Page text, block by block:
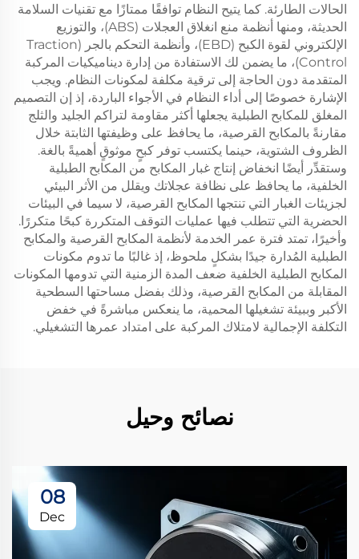
الحالات الطارئة. كما يتيح النظام توافقًا ممتازًا مع تقنيات السلامة
الحديثة، ومنها أنظمة منع انغلاق العجلات (ABS)، والتوزيع
الإلكتروني لقوة الكبح (EBD)، وأنظمة التحكم بالجر (Traction
Control)، ما يضمن لك الاستفادة من إدارة ديناميكيات المركبة
المتقدمة دون الحاجة إلى ترقية مكلفة لمكونات النظام. ويجب
الإشارة خصوصًا إلى أداء النظام في الأجواء الباردة، إذ إن التصميم
المغلق للمكابح الطبلية يجعلها أكثر مقاومة لتراكم الجليد والثلج
مقارنةً بالمكابح القرصية، ما يحافظ على وظيفتها الثابتة خلال
الظروف الشتوية، حينما يكتسب توفر كبحٍ موثوقٍ أهميةً بالغة.
وستقدِّر أيضًا انخفاض إنتاج غبار المكابح من المكابح الطبلية
الخلفية، ما يحافظ على نظافة عجلاتك ويقلل من الأثر البيئي
لجزيئات الغبار التي تنتجها المكابح القرصية، لا سيما في البيئات
الحضرية التي تتطلب فيها عمليات التوقف المتكررة كبحًا متكررًا.
وأخيرًا، تمتد فترة عمر الخدمة لأنظمة المكابح القرصية والمكابح
الطبلية المُدارة جيدًا بشكلٍ ملحوظ، إذ غالبًا ما تدوم مكونات
المكابح الطبلية الخلفية ضعف المدة الزمنية التي تدومها المكونات
المقابلة من المكابح القرصية، وذلك بفضل مساحتها السطحية
الأكبر وببيئة تشغيلها المحمية، ما ينعكس مباشرةً في خفض
التكلفة الإجمالية لامتلاك المركبة على امتداد عمرها التشغيلي.
نصائح وحيل
08
Dec